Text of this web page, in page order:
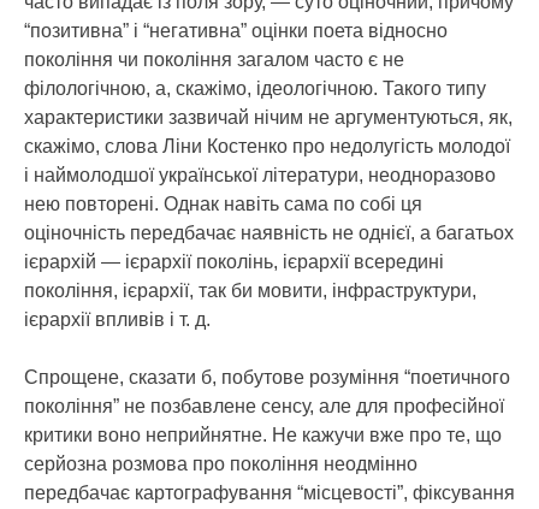
“позитивна” і “негативна” оцінки поета відносно
покоління чи покоління загалом часто є не
філологічною, а, скажімо, ідеологічною. Такого типу
характеристики зазвичай нічим не аргументуються, як,
скажімо, слова Ліни Костенко про недолугість молодої
і наймолодшої української літератури, неодноразово
нею повторені. Однак навіть сама по собі ця
оціночність передбачає наявність не однієї, а багатьох
ієрархій — ієрархії поколінь, ієрархії всередині
покоління, ієрархії, так би мовити, інфраструктури,
ієрархії впливів і т. д.
Спрощене, сказати б, побутове розуміння “поетичного
покоління” не позбавлене сенсу, але для професійної
критики воно неприйнятне. Не кажучи вже про те, що
серйозна розмова про покоління неодмінно
передбачає картографування “місцевості”, фіксування